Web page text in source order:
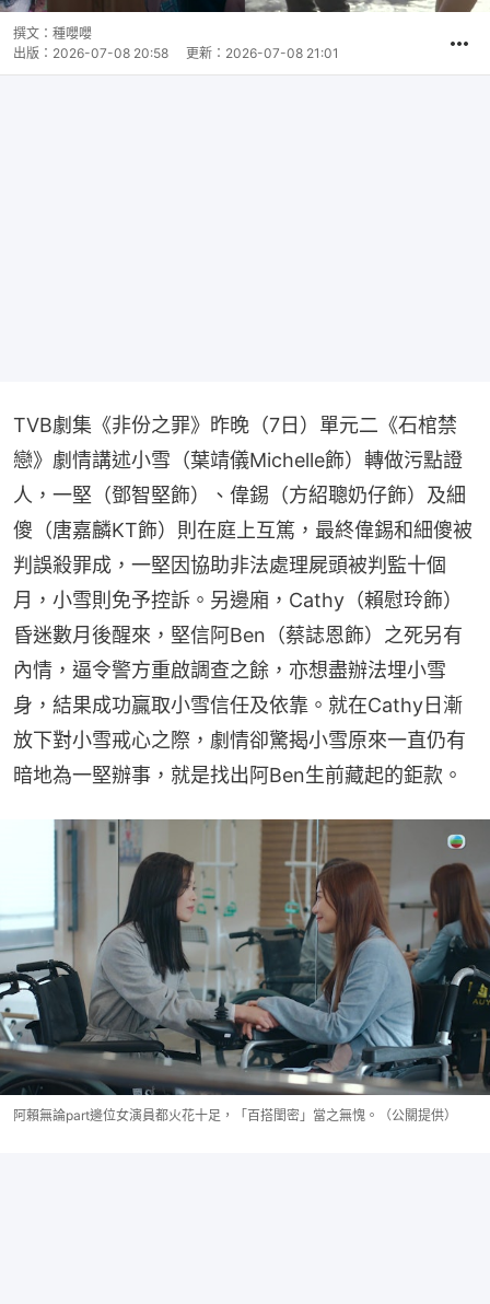
撰文： 種嚶嚶
出版： 2026-07-08 20:58 更新： 2026-07-08 21:01
TVB劇集《非份之罪》昨晚（7日）單元二《石棺禁
戀》劇情講述小雪（葉靖儀Michelle飾）轉做污點證
人，一堅（鄧智堅飾）、偉錫（方紹聰奶仔飾）及細
傻（唐嘉麟KT飾）則在庭上互篤，最終偉錫和細傻被
判誤殺罪成，一堅因協助非法處理屍頭被判監十個
月，小雪則免予控訴。另邊廂，Cathy（賴慰玲飾）
昏迷數月後醒來，堅信阿Ben（蔡誌恩飾）之死另有
內情，逼令警方重啟調查之餘，亦想盡辦法埋小雪
身，結果成功贏取小雪信任及依靠。就在Cathy日漸
放下對小雪戒心之際，劇情卻驚揭小雪原來一直仍有
暗地為一堅辦事，就是找出阿Ben生前藏起的鉅款。
阿賴無論part邊位女演員都火花十足，「百搭閨密」當之無愧。（公關提供）